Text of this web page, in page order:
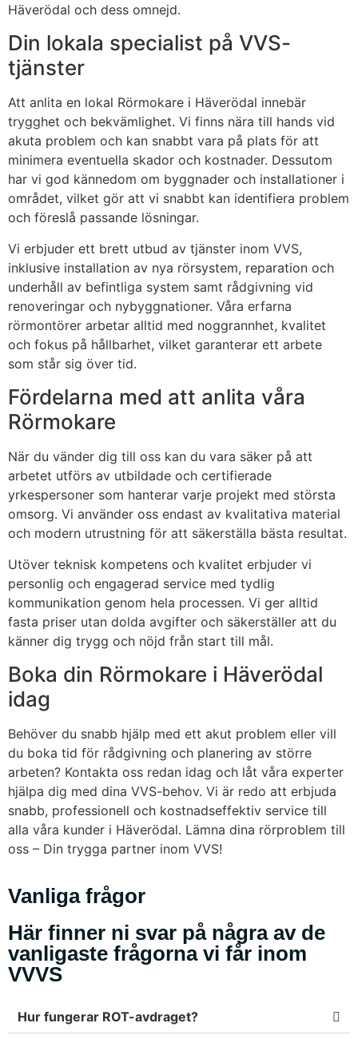
Häverödal och dess omnejd.
Din lokala specialist på VVS-
tjänster
Att anlita en lokal Rörmokare i Häverödal innebär
trygghet och bekvämlighet. Vi finns nära till hands vid
akuta problem och kan snabbt vara på plats för att
minimera eventuella skador och kostnader. Dessutom
har vi god kännedom om byggnader och installationer i
området, vilket gör att vi snabbt kan identifiera problem
och föreslå passande lösningar.
Vi erbjuder ett brett utbud av tjänster inom VVS,
inklusive installation av nya rörsystem, reparation och
underhåll av befintliga system samt rådgivning vid
renoveringar och nybyggnationer. Våra erfarna
rörmontörer arbetar alltid med noggrannhet, kvalitet
och fokus på hållbarhet, vilket garanterar ett arbete
som står sig över tid.
Fördelarna med att anlita våra
Rörmokare
När du vänder dig till oss kan du vara säker på att
arbetet utförs av utbildade och certifierade
yrkespersoner som hanterar varje projekt med största
omsorg. Vi använder oss endast av kvalitativa material
och modern utrustning för att säkerställa bästa resultat.
Utöver teknisk kompetens och kvalitet erbjuder vi
personlig och engagerad service med tydlig
kommunikation genom hela processen. Vi ger alltid
fasta priser utan dolda avgifter och säkerställer att du
känner dig trygg och nöjd från start till mål.
Boka din Rörmokare i Häverödal
idag
Behöver du snabb hjälp med ett akut problem eller vill
du boka tid för rådgivning och planering av större
arbeten? Kontakta oss redan idag och låt våra experter
hjälpa dig med dina VVS-behov. Vi är redo att erbjuda
snabb, professionell och kostnadseffektiv service till
alla våra kunder i Häverödal. Lämna dina rörproblem till
oss – Din trygga partner inom VVS!
Vanliga frågor
Här finner ni svar på några av de
vanligaste frågorna vi får inom
VVVS
Hur fungerar ROT-avdraget?